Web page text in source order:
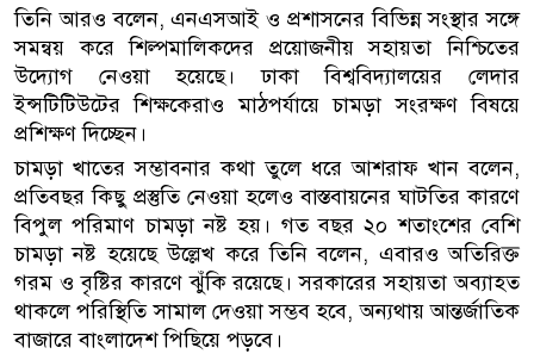
তিনি আরও বলেন, এনএসআই ও প্রশাসনের বিভিন্ন সংস্থার সঙ্গে
সমন্বয় করে শিল্পমালিকদের প্রয়োজনীয় সহায়তা নিশ্চিতের
উদ্যোগ নেওয়া হয়েছে। ঢাকা বিশ্ববিদ্যালয়ের লেদার
ইন্সটিটিউটের শিক্ষকেরাও মাঠপর্যায়ে চামড়া সংরক্ষণ বিষয়ে
প্রশিক্ষণ দিচ্ছেন।
চামড়া খাতের সম্ভাবনার কথা তুলে ধরে আশরাফ খান বলেন,
প্রতিবছর কিছু প্রস্তুতি নেওয়া হলেও বাস্তবায়নের ঘাটতির কারণে
বিপুল পরিমাণ চামড়া নষ্ট হয়। গত বছর ২০ শতাংশের বেশি
চামড়া নষ্ট হয়েছে উল্লেখ করে তিনি বলেন, এবারও অতিরিক্ত
গরম ও বৃষ্টির কারণে ঝুঁকি রয়েছে। সরকারের সহায়তা অব্যাহত
থাকলে পরিস্থিতি সামাল দেওয়া সম্ভব হবে, অন্যথায় আন্তর্জাতিক
বাজারে বাংলাদেশ পিছিয়ে পড়বে।